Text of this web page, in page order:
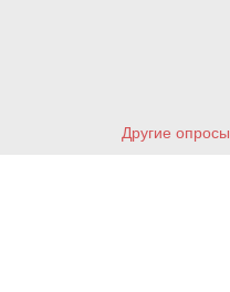
Другие опросы